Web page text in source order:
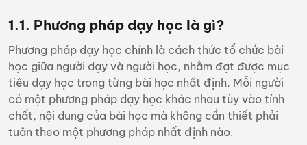
1.1. Phương pháp dạy học là gì?
Phương pháp dạy học chính là cách thức tổ chức bài
học giữa người dạy và người học, nhằm đạt được mục
tiêu dạy học trong từng bài học nhất định. Mỗi người
có một phương pháp dạy học khác nhau tùy vào tính
chất, nội dung của bài học mà không cần thiết phải
tuân theo một phương pháp nhất định nào.